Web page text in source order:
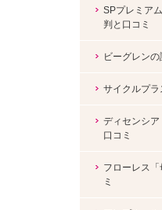
SPプレミア
判と口コミ
ビーグレンの
サイクルプラ
ディセンシア
口コミ
フローレス
ミ